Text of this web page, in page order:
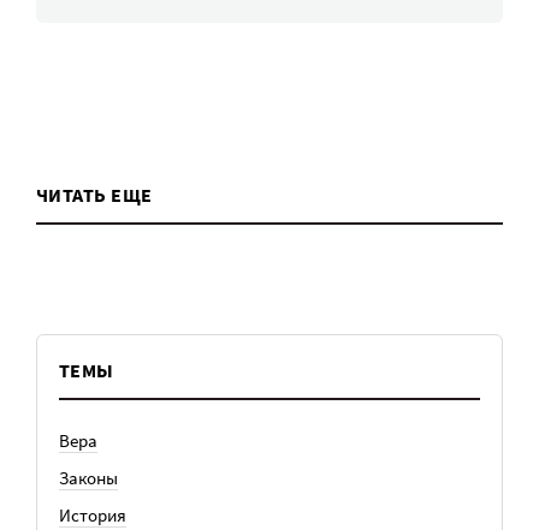
ЧИТАТЬ ЕЩЕ
ТЕМЫ
Вера
Законы
История